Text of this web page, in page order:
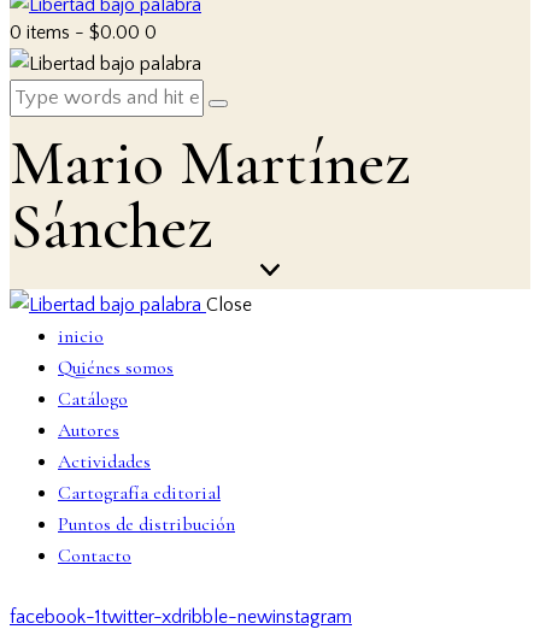
0 items - $0.00 0
Mario Martínez
Sánchez
Close
inicio
Quiénes somos
Catálogo
Autores
Actividades
Cartografía editorial
Puntos de distribución
Contacto
facebook-1twitter-xdribble-newinstagram